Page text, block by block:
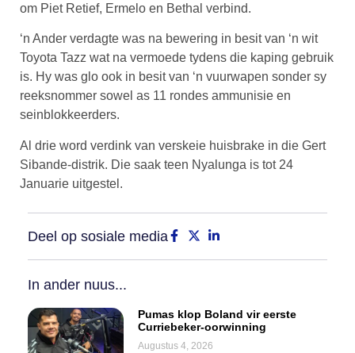
om Piet Retief, Ermelo en Bethal verbind.
‘n Ander verdagte was na bewering in besit van ‘n wit
Toyota Tazz wat na vermoede tydens die kaping gebruik
is. Hy was glo ook in besit van ‘n vuurwapen sonder sy
reeksnommer sowel as 11 rondes ammunisie en
seinblokkeerders.
Al drie word verdink van verskeie huisbrake in die Gert
Sibande-distrik. Die saak teen Nyalunga is tot 24
Januarie uitgestel.
Deel op sosiale media
In ander nuus...
Pumas klop Boland vir eerste
Curriebeker-oorwinning
Augustus 4, 2026